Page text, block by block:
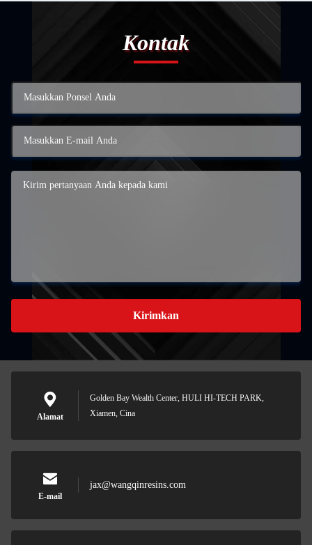
Kontak
Kirimkan
Alamat
Golden Bay Wealth Center, HULI HI-TECH PARK,
Xiamen, Cina
E-mail
jax@wangqinresins.com